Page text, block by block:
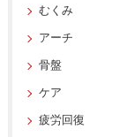
むくみ
アーチ
骨盤
ケア
疲労回復